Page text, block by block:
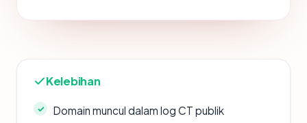
Kelebihan
Domain muncul dalam log CT publik